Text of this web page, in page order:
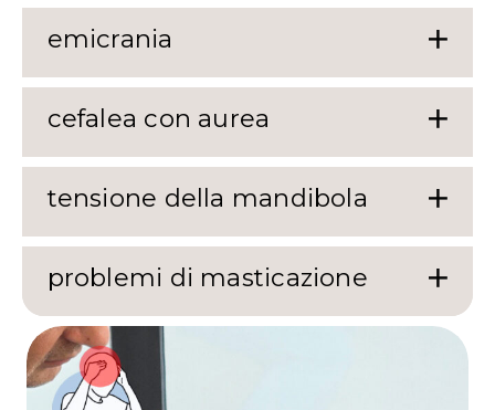
emicrania
cefalea con aurea
tensione della mandibola
problemi di masticazione